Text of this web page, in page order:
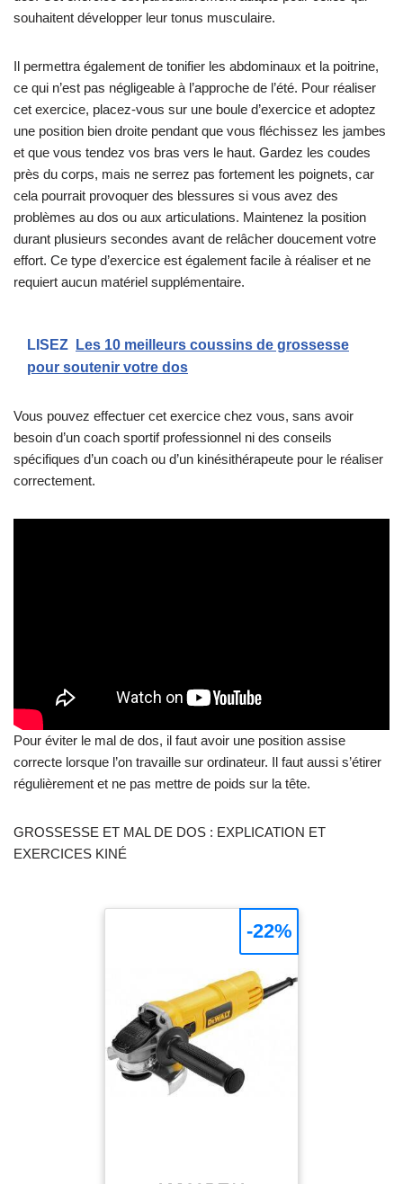
souhaitent développer leur tonus musculaire.
Il permettra également de tonifier les abdominaux et la poitrine,
ce qui n’est pas négligeable à l’approche de l’été. Pour réaliser
cet exercice, placez-vous sur une boule d’exercice et adoptez
une position bien droite pendant que vous fléchissez les jambes
et que vous tendez vos bras vers le haut. Gardez les coudes
près du corps, mais ne serrez pas fortement les poignets, car
cela pourrait provoquer des blessures si vous avez des
problèmes au dos ou aux articulations. Maintenez la position
durant plusieurs secondes avant de relâcher doucement votre
effort. Ce type d’exercice est également facile à réaliser et ne
requiert aucun matériel supplémentaire.
LISEZ
Les 10 meilleurs coussins de grossesse
pour soutenir votre dos
Vous pouvez effectuer cet exercice chez vous, sans avoir
besoin d’un coach sportif professionnel ni des conseils
spécifiques d’un coach ou d’un kinésithérapeute pour le réaliser
correctement.
Pour éviter le mal de dos, il faut avoir une position assise
correcte lorsque l’on travaille sur ordinateur. Il faut aussi s’étirer
régulièrement et ne pas mettre de poids sur la tête.
GROSSESSE ET MAL DE DOS : EXPLICATION ET
EXERCICES KINÉ
-22%